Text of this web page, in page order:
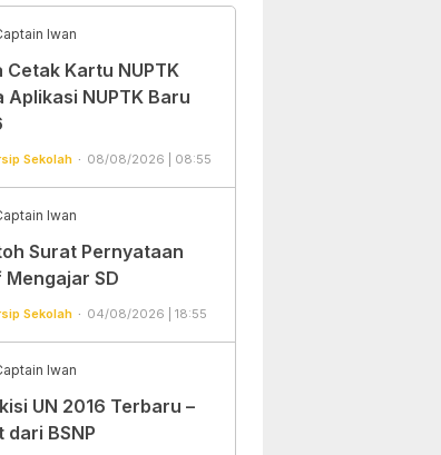
Iwan
Cetak Kartu NUPTK
Aplikasi NUPTK Baru
Sekolah 08/08/2026 | 08:55
Iwan
Surat Pernyataan
SD
Sekolah 04/08/2026 | 18:55
Iwan
UN 2016 Terbaru –
dari BSNP